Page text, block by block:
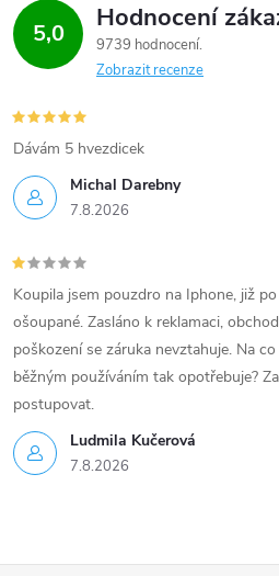
5,0 Hodnocení
9739 hodnocení
Zobrazit recenze
Michal Darebny
7.8.2026
Dávám 5 hvezdicek
Ludmila Kučerová
7.8.2026
Koupila jsem pouzdro na Iphone, již
ošoupané. Zasláno k reklamaci,
poškození se záruka nevztahuje. Na
běžným používáním tak opotřebuje?
postupovat.